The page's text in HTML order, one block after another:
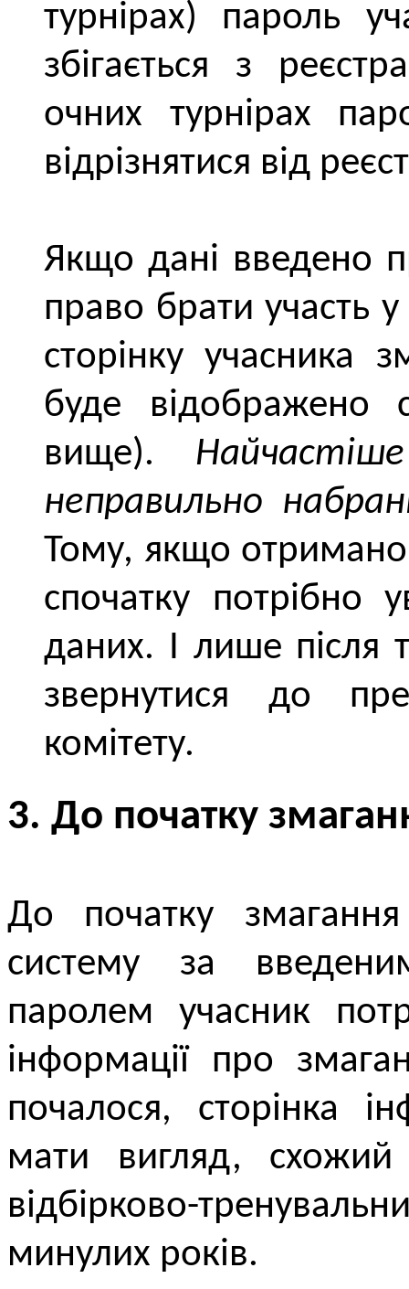
турнірах) пароль
збігається з
очних турнірах
відрізнятися від
Якщо дані введено
право брати участь
сторінку учасника
буде відображено
вище).
неправильно
Тому, якщо
спочатку потрібно
даних. І лише
звернутися до
комітету.
3. До початку
До початку
систему за
паролем учасник
інформації про
почалося, сторінка
мати вигляд,
відбірково-
минулих років.